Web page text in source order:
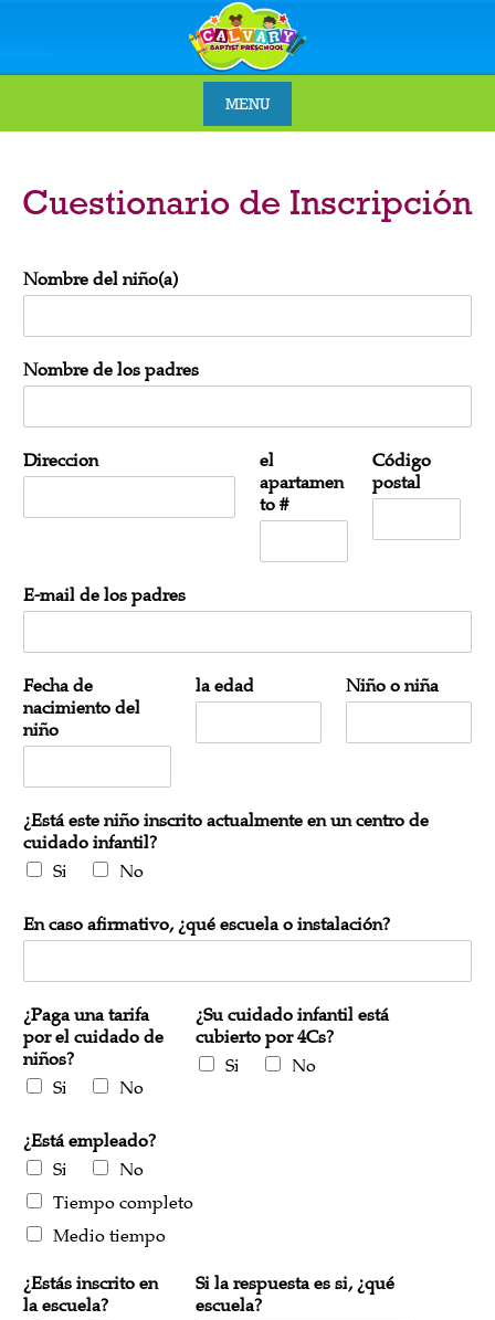
content
MENU
content
Cuestionario de Inscripción
Nombre del niño(a)
Nombre de los padres
Direccion
el
apartamen
to #
Código
postal
E-mail de los padres
Fecha de
nacimiento del
niño
la edad Niño o niña
¿Está este niño inscrito actualmente en un centro de
cuidado infantil?
Si
No
En caso afirmativo, ¿qué escuela o instalación?
¿Paga una tarifa
por el cuidado de
niños?
Si
No
¿Su cuidado infantil está
cubierto por 4Cs?
Si
No
¿Está empleado?
Si
No
Tiempo completo
Medio tiempo
¿Estás inscrito en
la escuela?
Si la respuesta es si, ¿qué
escuela?